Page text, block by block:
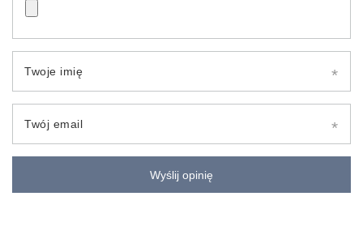
Twoje imię
Twój email
Wyślij opinię